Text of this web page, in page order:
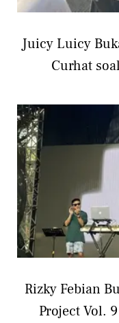
Juicy Luicy
Curhat
Rizky Febian
Project Vol.